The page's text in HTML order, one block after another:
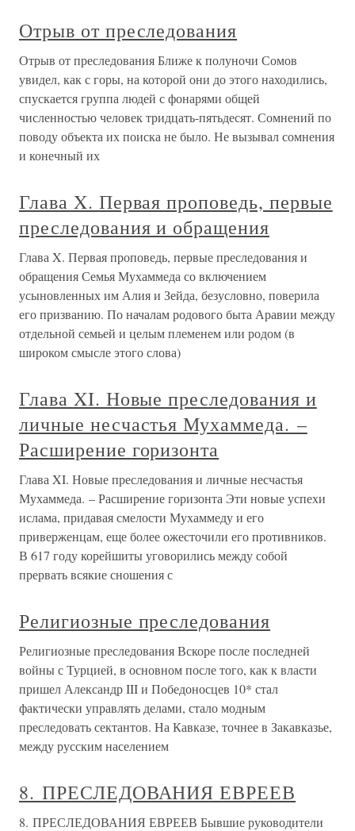
Отрыв от преследования
Отрыв от преследования Ближе к полуночи Сомов
увидел, как с горы, на которой они до этого находились,
спускается группа людей с фонарями общей
численностью человек тридцать-пятьдесят. Сомнений по
поводу объекта их поиска не было. Не вызывал сомнения
и конечный их
Глава X. Первая проповедь, первые
преследования и обращения
Глава X. Первая проповедь, первые преследования и
обращения Семья Мухаммеда со включением
усыновленных им Алия и Зейда, безусловно, поверила
его призванию. По началам родового быта Аравии между
отдельной семьей и целым племенем или родом (в
широком смысле этого слова)
Глава XI. Новые преследования и
личные несчастья Мухаммеда. –
Расширение горизонта
Глава XI. Новые преследования и личные несчастья
Мухаммеда. – Расширение горизонта Эти новые успехи
ислама, придавая смелости Мухаммеду и его
приверженцам, еще более ожесточили его противников.
В 617 году корейшиты уговорились между собой
прервать всякие сношения с
Религиозные преследования
Религиозные преследования Вскоре после последней
войны с Турцией, в основном после того, как к власти
пришел Александр III и Победоносцев 10* стал
фактически управлять делами, стало модным
преследовать сектантов. На Кавказе, точнее в Закавказье,
между русским населением
8. ПРЕСЛЕДОВАНИЯ ЕВРЕЕВ
8. ПРЕСЛЕДОВАНИЯ ЕВРЕЕВ Бывшие руководители